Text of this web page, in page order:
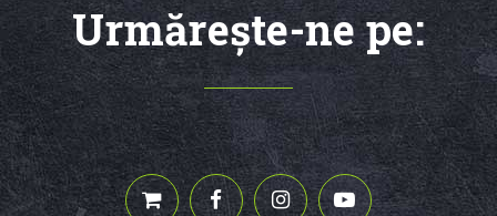
Urmăreşte-ne pe: